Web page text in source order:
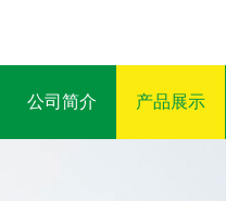
公司简介 产品展示